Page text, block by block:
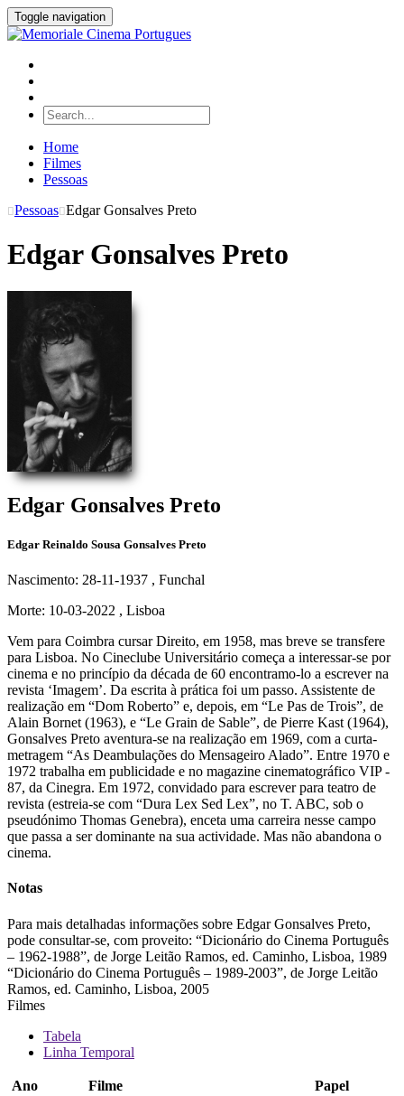
Toggle navigation
Home
Filmes
Pessoas
Pessoas Edgar Gonsalves Preto
Edgar Gonsalves Preto
Edgar Gonsalves Preto
Edgar Reinaldo Sousa Gonsalves Preto
Nascimento: 28-11-1937 , Funchal
Morte: 10-03-2022 , Lisboa
Vem para Coimbra cursar Direito, em 1958, mas breve se transfere
para Lisboa. No Cineclube Universitário começa a interessar-se por
cinema e no princípio da década de 60 encontramo-lo a escrever na
revista ‘Imagem’. Da escrita à prática foi um passo. Assistente de
realização em “Dom Roberto” e, depois, em “Le Pas de Trois”, de
Alain Bornet (1963), e “Le Grain de Sable”, de Pierre Kast (1964),
Gonsalves Preto aventura-se na realização em 1969, com a curta-
metragem “As Deambulações do Mensageiro Alado”. Entre 1970 e
1972 trabalha em publicidade e no magazine cinematográfico VIP -
87, da Cinegra. Em 1972, convidado para escrever para teatro de
revista (estreia-se com “Dura Lex Sed Lex”, no T. ABC, sob o
pseudónimo Thomas Genebra), enceta uma carreira nesse campo
que passa a ser dominante na sua actividade. Mas não abandona o
cinema.
Notas
Para mais detalhadas informações sobre Edgar Gonsalves Preto,
pode consultar-se, com proveito: “Dicionário do Cinema Português
– 1962-1988”, de Jorge Leitão Ramos, ed. Caminho, Lisboa, 1989
“Dicionário do Cinema Português – 1989-2003”, de Jorge Leitão
Ramos, ed. Caminho, Lisboa, 2005
Filmes
Tabela
Linha Temporal
Ano Filme
Papel